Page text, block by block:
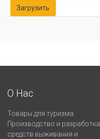
О Нас
Товары для туризма.
Производство и разработка
средств выживания и